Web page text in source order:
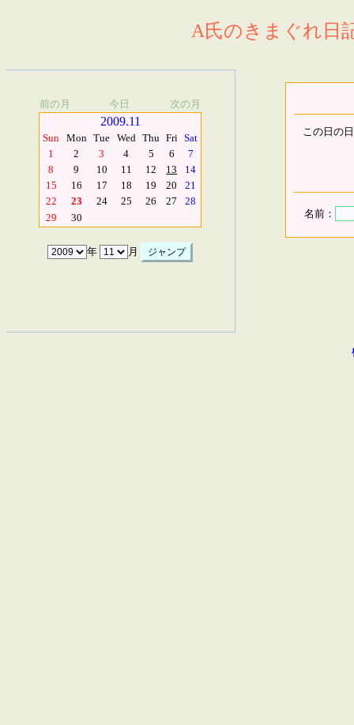
A氏のきまぐれ日
前の月 今日 次の月
2009.11
Sun Mon Tue Wed Thu Fri Sat
1
2 3 4 5 6
7
8
9 10 11 12 13
14
15
16 17 18 19 20
21
22
23 24 25 26 27
28
29
30
年 月
この日の
名前：